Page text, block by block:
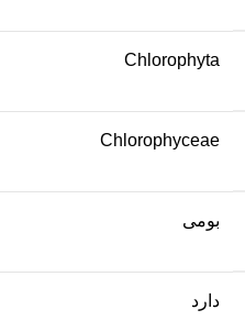
Chlorophyta
Chlorophyceae
بومی
دارد